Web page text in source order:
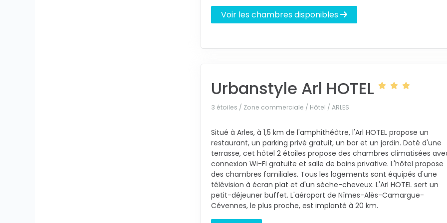
Voir les chambres disponibles
Urbanstyle Arl HOTEL
3 étoiles / Zone commerciale / Hôtel / ARLES
Situé à Arles, à 1,5 km de l'amphithéâtre, l'Arl HOTEL propose un
restaurant, un parking privé gratuit, un bar et un jardin. Doté d'une
terrasse, cet hôtel 2 étoiles propose des chambres climatisées
connexion Wi-Fi gratuite et salle de bains privative. L'hôtel propose
des chambres familiales. Tous les logements sont équipés d'une
télévision à écran plat et d'un sèche-cheveux. L'Arl HOTEL sert un
petit-déjeuner buffet. L'aéroport de Nîmes-Alès-Camargue-
Cévennes, le plus proche, est implanté à 20 km.